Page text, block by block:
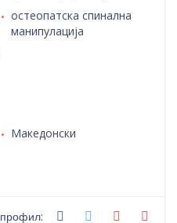
остеопатска спинална
манипулација
Македонски